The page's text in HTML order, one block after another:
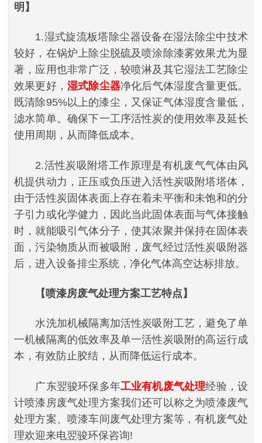
明】
1.湿式旋流板塔除尘器设备在湿法除尘中技术
较好，在锅炉上除尘脱硫及喷涂除漆雾效果尤为显
著，应用也非常广泛，较喷淋及其它湿法工艺除尘
效果更好， 湿式除尘器净化后气体湿度含量更低。
既清除95%以上的漆尘，又保证气体湿度含量低，
滤水简单。确保下一工序活性炭的使用效率及延长
使用周期，从而降低成本。
2.活性炭吸附塔工作原理是有机废气气体由风
机提供动力，正压或负压进入活性炭吸附塔塔体，
由于活性炭固体表面上存在着未平衡和未饱和的分
子引力或化学健力，因此当此固体表面与气体接触
时，就能吸引气体分子，使其浓聚并保持在固体表
面，污染物质从而被吸附，废气经过活性炭吸附器
后，进入设备排尘系统，净化气体高空达标排放。
【喷漆房废气处理方案工艺特点】
水洗加机械隔离加活性炭吸附工艺，避免了单
一机械隔离的低效率及单一活性炭吸附的高运行成
本，有效防止胶结，从而降低运行成本。
广东翌骏环保多年工业有机废气处理经验，设
计喷漆房废气处理方案我们还可以称之为喷漆废气
处理方案、喷漆车间废气处理方案等，有机废气处
理欢迎来电翌骏环保咨询!